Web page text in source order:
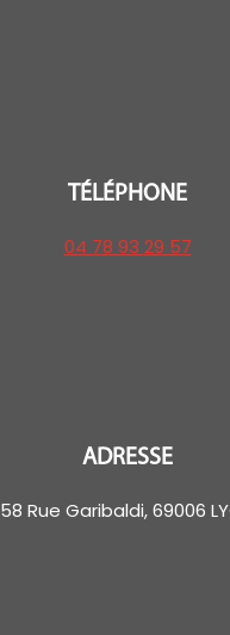
TÉLÉPHONE
04 78 93 29 57
ADRESSE
58 Rue Garibaldi, 69006